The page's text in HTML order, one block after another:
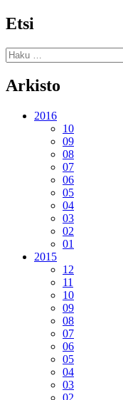
Etsi
Haku:
Arkisto
2016
10
09
08
07
06
05
04
03
02
01
2015
12
11
10
09
08
07
06
05
04
03